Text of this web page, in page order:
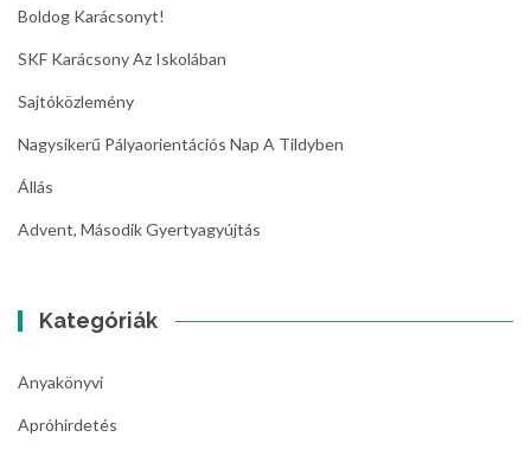
Boldog Karácsonyt!
SKF Karácsony Az Iskolában
Sajtóközlemény
Nagysikerű Pályaorientációs Nap A Tildyben
Állás
Advent, Második Gyertyagyújtás
Kategóriák
Anyakönyvi
Apróhirdetés